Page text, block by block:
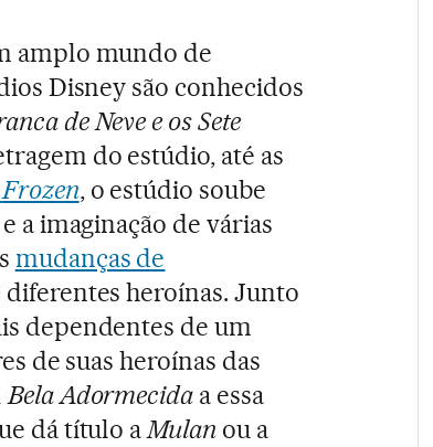
amplo mundo de
Disney são conhecidos
de Neve e os Sete
do estúdio, até as
Frozen, o estúdio soube
a imaginação de várias
mudanças de
heroínas. Junto
dependentes de um
de suas heroínas das
Bela Adormecida a essa
dá título aMulan ou a